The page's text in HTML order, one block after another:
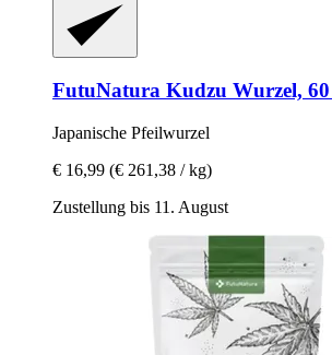
FutuNatura Kudzu Wurzel,
Japanische Pfeilwurzel
€ 16,99 (€ 261,38 / kg)
Zustellung bis 11. August